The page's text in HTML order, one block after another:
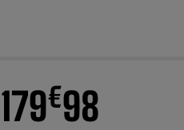
179€98